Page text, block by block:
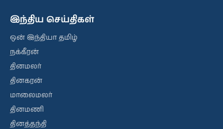
இந்திய செய்திகள்
ஒன் இந்தியா தமிழ்
நக்கீரன்
தினமலர்
தினகரன்
மாலைமலர்
தினமணி
தினத்தந்தி